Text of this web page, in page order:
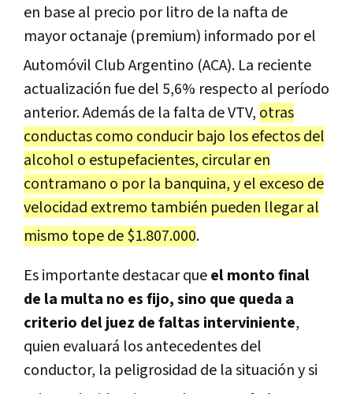
en base al precio por litro de la nafta de
mayor octanaje (premium) informado por el
Automóvil Club Argentino (ACA). La reciente
actualización fue del 5,6% respecto al período
anterior.Además de la falta de VTV, otras
conductas como conducir bajo los efectos del
alcohol o estupefacientes, circular en
contramano o por la banquina, y el exceso de
velocidad extremo también pueden llegar al
mismo tope de $1.807.000.
Es importante destacar queel monto final
de la multa no es fijo, sino que queda a
criterio del juez de faltas interviniente,
quien evaluará los antecedentes del
conductor, la peligrosidad de la situación y si